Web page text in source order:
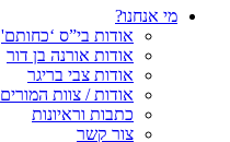
מי אנחנו?
אודות בי”ס ‘כחותם'
אודות אורנה בן דור
אודות צבי בריגר
אודות / צוות המורים
כתבות וראיונות
צור קשר